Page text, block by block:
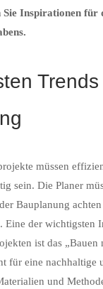
Sie Inspirationen für
müssen
sein. Die Planer
Bauplanung
Eine der wichtigsten
ist das
für eine nachhaltige
und